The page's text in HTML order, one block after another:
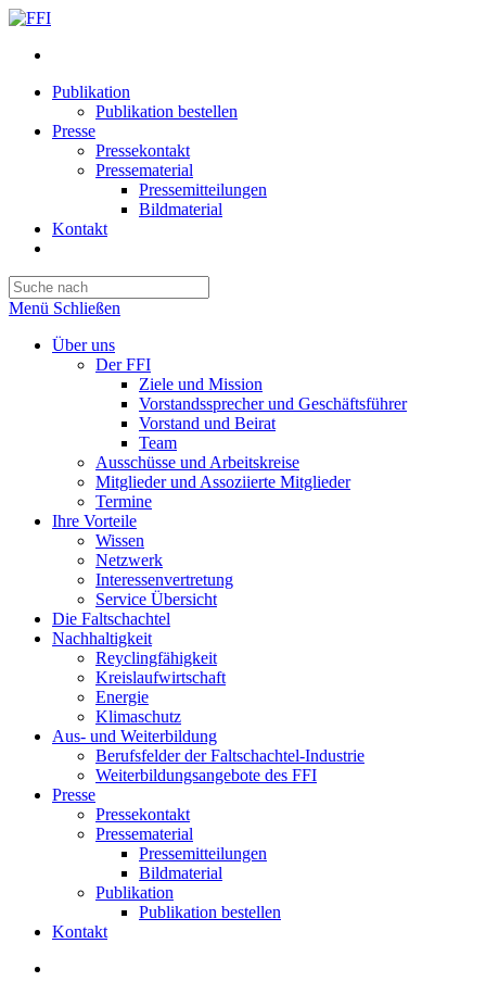
Publikation
Publikation bestellen
Presse
Pressekontakt
Pressematerial
Pressemitteilungen
Bildmaterial
Kontakt
umschalten
Escape
search
panel.
Menü Schließen
Über uns
Der FFI
Ziele und Mission
Vorstandssprecher und Geschäftsführer
Vorstand und Beirat
Team
Ausschüsse und Arbeitskreise
Mitglieder und Assoziierte Mitglieder
Termine
Ihre Vorteile
Wissen
Netzwerk
Interessenvertretung
Service Übersicht
Die Faltschachtel
Nachhaltigkeit
Reyclingfähigkeit
Kreislaufwirtschaft
Energie
Klimaschutz
Aus- und Weiterbildung
Berufsfelder der Faltschachtel-Industrie
Weiterbildungsangebote des FFI
Presse
Pressekontakt
Pressematerial
Pressemitteilungen
Bildmaterial
Publikation
Publikation bestellen
Kontakt